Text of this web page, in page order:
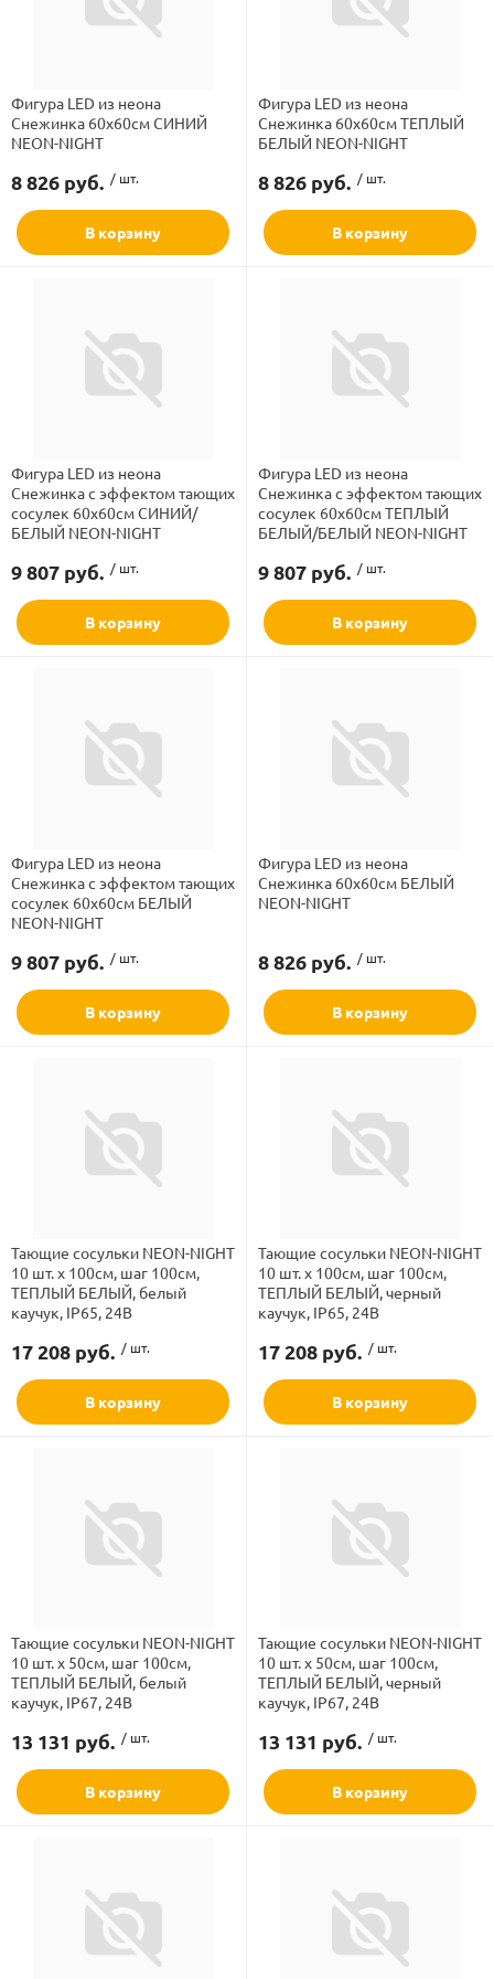
Бренд
Напряжение
Режим свечения
Цвет провода
Цвет свечения
Фигура LED из неона
Снежинка 60x60см СИНИЙ
NEON-NIGHT
8 826 руб. / шт.
В корзину
Фигура LED из неона
Снежинка 60x60см ТЕПЛЫЙ
БЕЛЫЙ NEON-NIGHT
8 826 руб. / шт.
В корзину
Фигура LED из неона
Снежинка с эффектом тающих
сосулек 60x60см СИНИЙ/
БЕЛЫЙ NEON-NIGHT
9 807 руб. / шт.
В корзину
Фигура LED из неона
Снежинка с эффектом тающих
сосулек 60x60см ТЕПЛЫЙ
БЕЛЫЙ/БЕЛЫЙ NEON-NIGHT
9 807 руб. / шт.
В корзину
Фигура LED из неона
Снежинка с эффектом тающих
сосулек 60x60см БЕЛЫЙ
NEON-NIGHT
9 807 руб. / шт.
В корзину
Фигура LED из неона
Снежинка 60x60см БЕЛЫЙ
NEON-NIGHT
8 826 руб. / шт.
В корзину
Тающие сосульки NEON-NIGHT
10 шт. х 100см, шаг 100см,
ТЕПЛЫЙ БЕЛЫЙ, белый
каучук, IP65, 24В
17 208 руб. / шт.
В корзину
Тающие сосульки NEON-NIGHT
10 шт. х 100см, шаг 100см,
ТЕПЛЫЙ БЕЛЫЙ, черный
каучук, IP65, 24В
17 208 руб. / шт.
В корзину
Тающие сосульки NEON-NIGHT
10 шт. х 50см, шаг 100см,
ТЕПЛЫЙ БЕЛЫЙ, белый
каучук, IP67, 24В
13 131 руб. / шт.
В корзину
Тающие сосульки NEON-NIGHT
10 шт. х 50см, шаг 100см,
ТЕПЛЫЙ БЕЛЫЙ, черный
каучук, IP67, 24В
13 131 руб. / шт.
В корзину